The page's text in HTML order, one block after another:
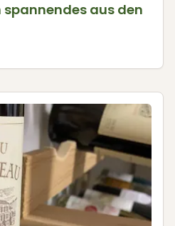
spannendes aus den